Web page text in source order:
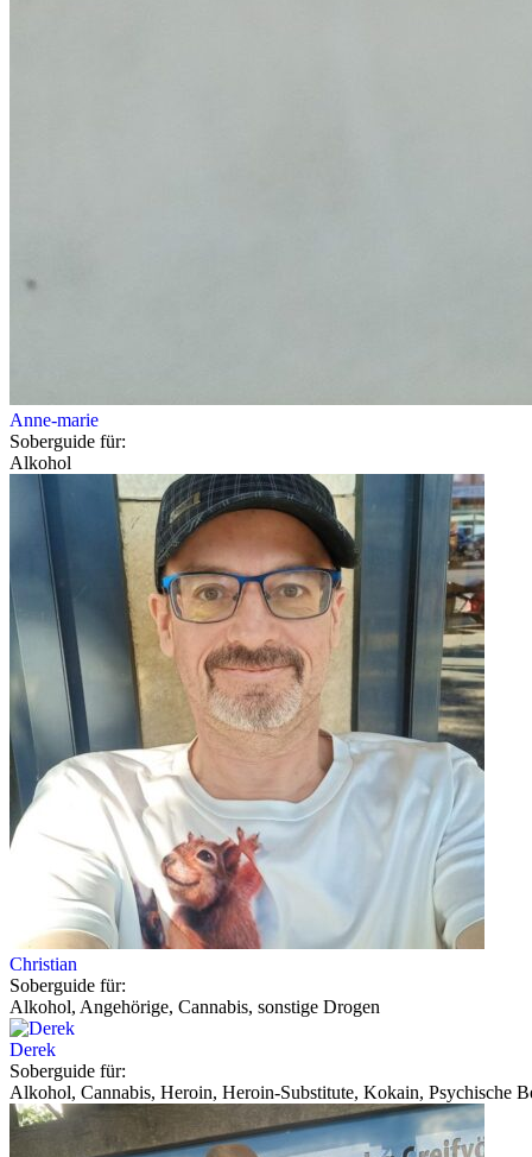
Anne-marie
Soberguide für:
Alkohol
Christian
Soberguide für:
Alkohol, Angehörige, Cannabis, sonstige Drogen
Derek
Soberguide für:
Alkohol, Cannabis, Heroin, Heroin-Substitute, Kokain, Psychische